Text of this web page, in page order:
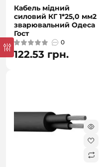
Кабель мідний
силовий КГ 1*25,0 мм2
зварювальний Одеса
Гост
0
122.53 грн.